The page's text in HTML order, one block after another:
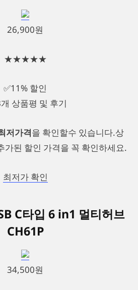
26,900원
★★★★★
✅11% 할인
상품평 및 후기
저가격을 확인할수 있습니다.상
가된 할인 가격을 꼭 확인하세요.
최저가 확인
C타입 6 in1 멀티허브
CH61P
34,500원